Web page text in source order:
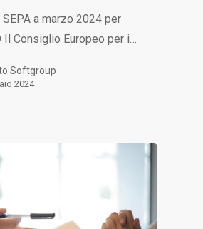
a marzo 2024 per
Il Consiglio Europeo per i…
Softgroup
2024